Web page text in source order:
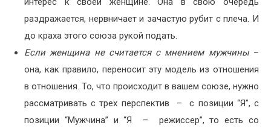
раздражается, нервничает и зачастую рубит с плеча. И
до краха этого союза рукой подать.
Если женщина не считается с мнением мужчины –
она, как правило, переносит эту модель из отношения
в отношения. То, что происходит в вашем союзе, нужно
рассматривать с трех перспектив – с позиции “Я”, с
позиции “Мужчина” и “Я – режиссер”, то есть со